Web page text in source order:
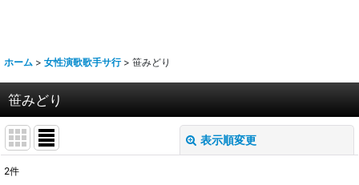
ホーム > 女性演歌歌手サ行 > 笹みどり
笹みどり
表示順変更
2件